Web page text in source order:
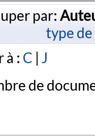
par:
type
à : C | J
de